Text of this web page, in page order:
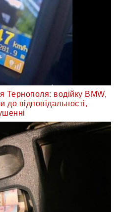
Тернополя: водійку BMW,
до відповідальності,